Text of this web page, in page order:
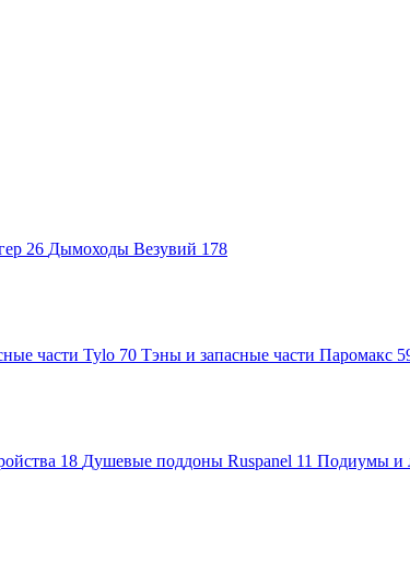
26 Дымоходы Везувий 178
части Tylo 70 Тэны и запасные части Паромакс
18 Душевые поддоны Ruspanel 11 Подиумы и